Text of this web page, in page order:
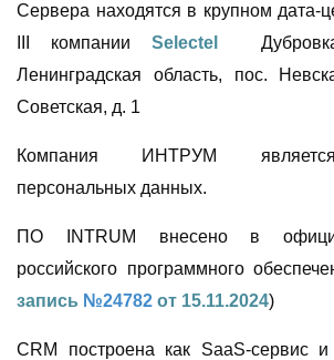
Сервера находятся в крупном дата-
III компанииSelectel
Ленинградская область, пос.
Советская, д. 1
Компания ИНТРУМ
персональных данных.
ПО INTRUM внесено в
российского программного
запись №24782 от 15.11.2024)
CRM построена как SaaS-сервис